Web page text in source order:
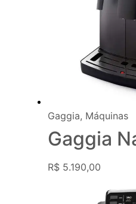
Gaggia, Máquinas
Gaggia
R$ 5.190,00